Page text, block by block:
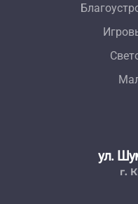
ул.
г.